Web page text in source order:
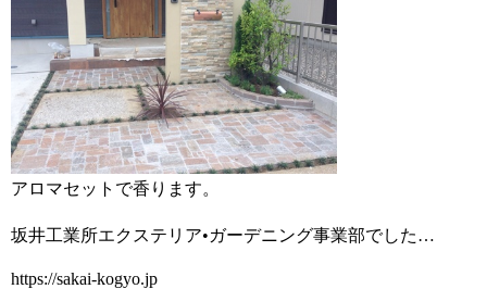
アロマセットで香ります。
坂井工業所エクステリア•ガーデニング事業部でした…
https://sakai-kogyo.jp